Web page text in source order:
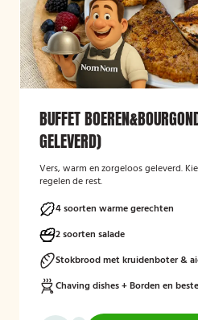
BUFFET
GELEVERD)
Vers, warm en zorgeloos geleverd.
regelen de rest.
4 soorten warme gerechten
2 soorten salade
Stokbrood met kruidenboter &
Chaving dishes + Borden en